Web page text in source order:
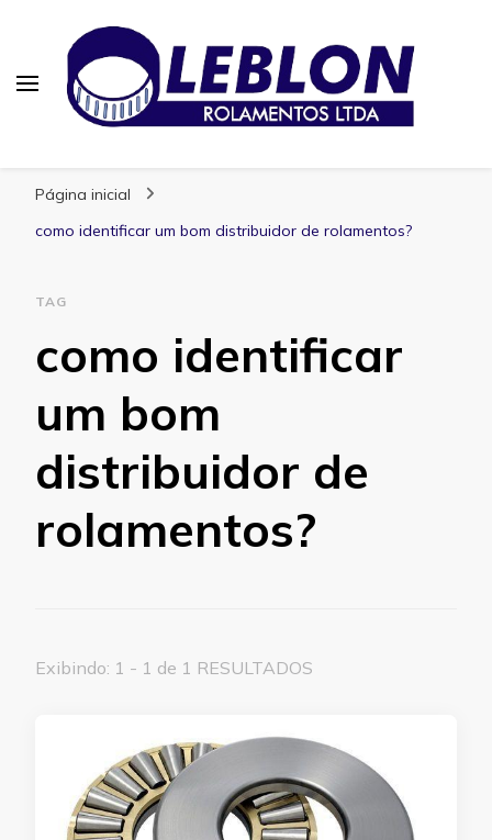
Página inicial
como identificar um bom distribuidor de rolamentos?
TAG
como identificar
um bom
distribuidor de
rolamentos?
Exibindo: 1 - 1 de 1 RESULTADOS